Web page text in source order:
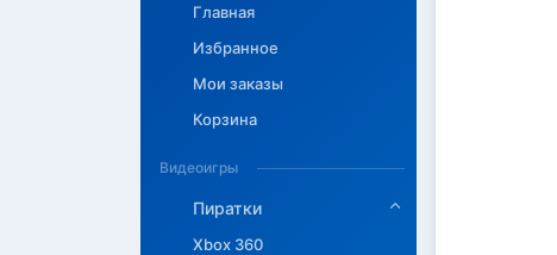
Главная
Избранное
Мои заказы
Корзина
Видеоигры
Пиратки
Xbox 360